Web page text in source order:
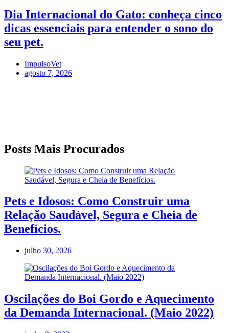
Dia Internacional do Gato: conheça cinco
dicas essenciais para entender o sono do
seu pet.
ImpulsoVet
agosto 7, 2026
Posts Mais Procurados
Pets e Idosos: Como Construir uma
Relação Saudável, Segura e Cheia de
Benefícios.
julho 30, 2026
Oscilações do Boi Gordo e Aquecimento
da Demanda Internacional. (Maio 2022)